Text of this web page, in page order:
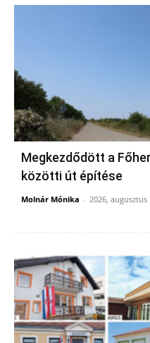
Megkezdődött a
közötti út építése
Molnár Mónika - 2026, augusztus